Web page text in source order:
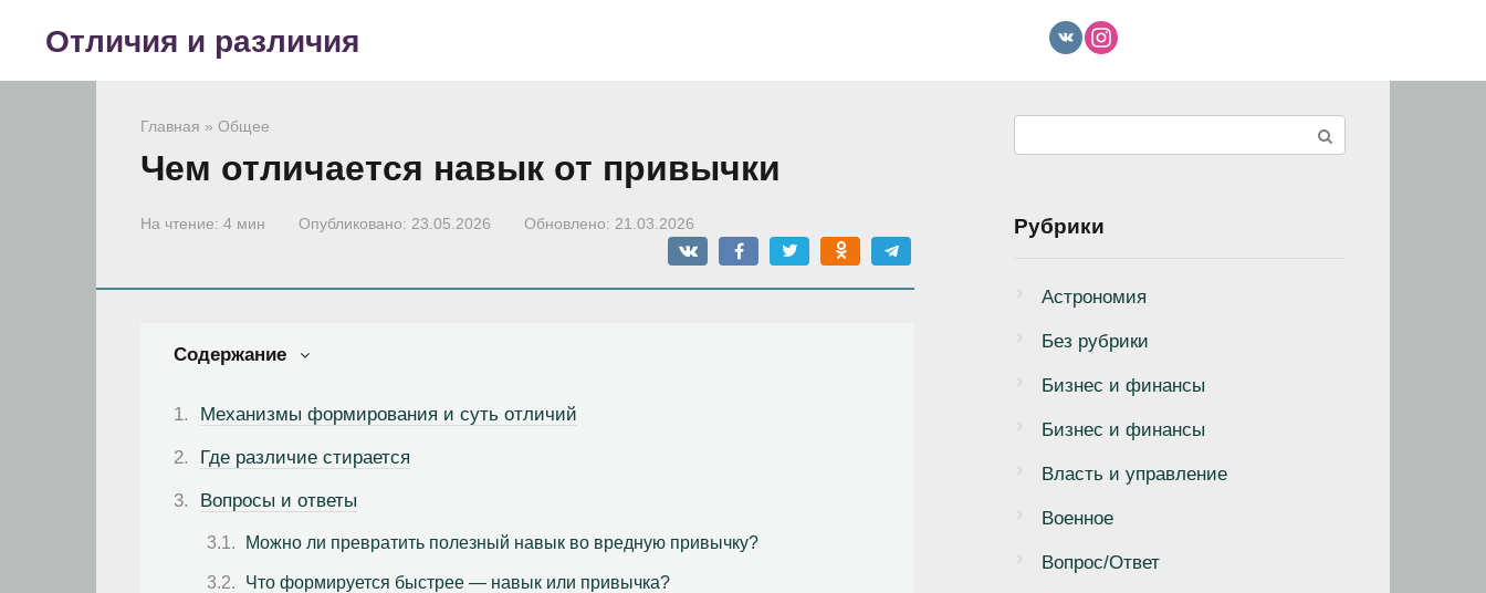
Отличия и различия
Главная » Общее
Чем отличается навык от привычки
На чтение: 4 мин Опубликовано: 23.05.2026 Обновлено: 21.03.2026
Содержание
Механизмы формирования и суть отличий
Где различие стирается
Вопросы и ответы
Можно ли превратить полезный навык во вредную привычку?
Что формируется быстрее — навык или привычка?
Рубрики
Астрономия
Без рубрики
Бизнеc и финансы
Бизнес и финансы
Власть и управление
Военное
Вопрос/Ответ